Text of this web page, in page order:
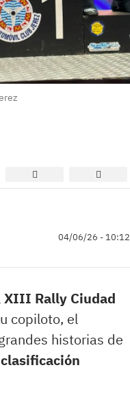
04/06/26 - 10:12
XIII Rally Ciudad
copiloto, el
historias de